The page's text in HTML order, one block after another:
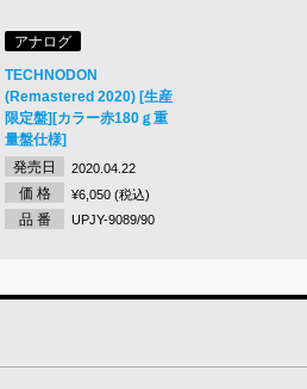
アナログ
TECHNODON
(Remastered 2020) [生産
限定盤][カラー赤180ｇ重
量盤仕様]
発売日
2020.04.22
価 格 ¥6,050 (税込)
品 番 UPJY-9089/90